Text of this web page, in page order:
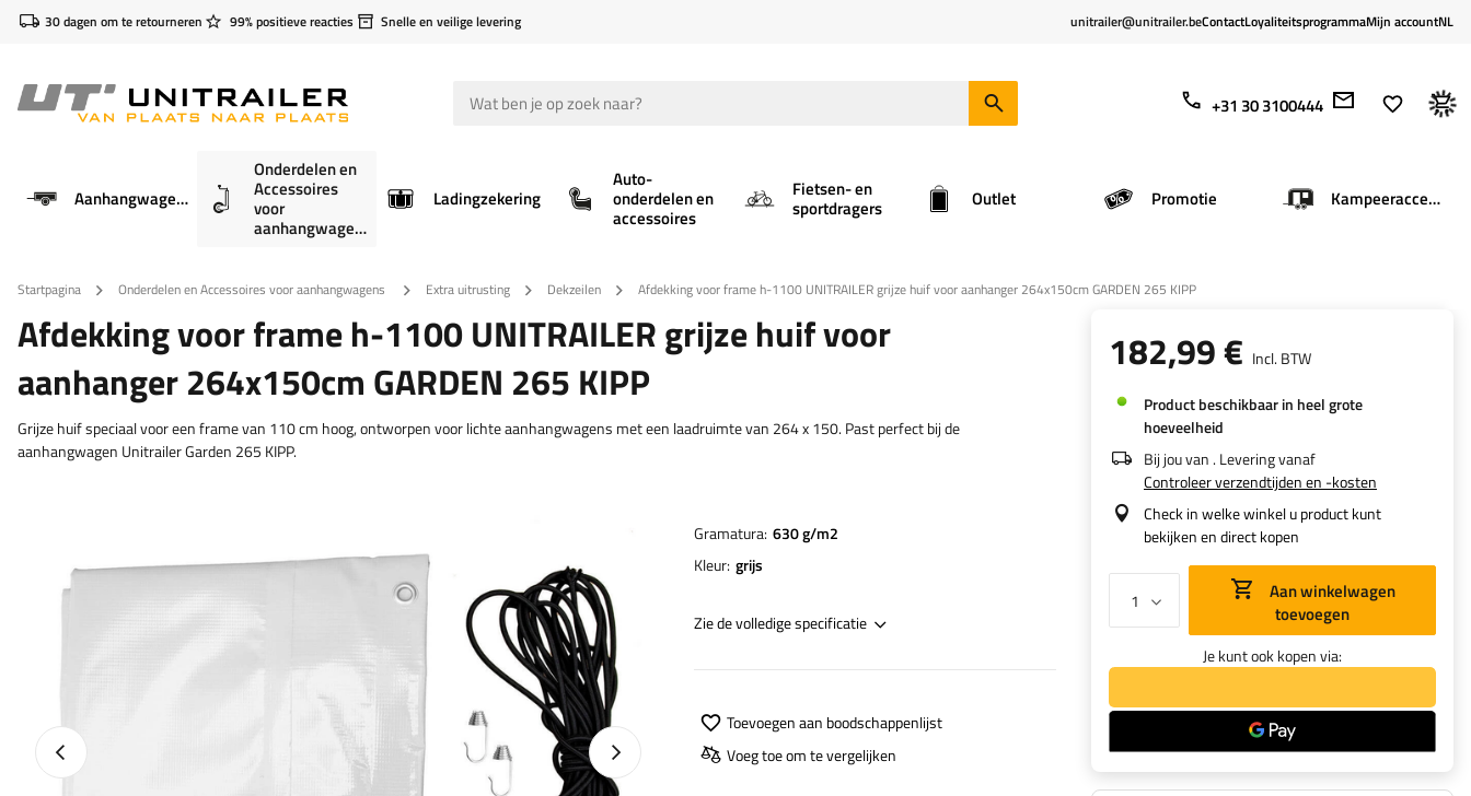
30 dagen om te retourneren 99% positieve reacties Snelle en veilige levering unitrailer@unitrailer.beContactLoyaliteitsprogrammaMijn accountNL
+31 30 3100444
Aanhangwagens
Onderdelen en
Accessoires
voor
aanhangwagens
Ladingzekering
Auto-
onderdelen en
accessoires
Fietsen- en
sportdragers Outlet Promotie Kampeeraccessoires
Startpagina Onderdelen en Accessoires voor aanhangwagens Extra uitrusting Dekzeilen Afdekking voor frame h-1100 UNITRAILER grijze huif voor aanhanger 264x150cm GARDEN 265 KIPP
Afdekking voor frame h-1100 UNITRAILER grijze huif voor
aanhanger 264x150cm GARDEN 265 KIPP
Grijze huif speciaal voor een frame van 110 cm hoog, ontworpen voor lichte aanhangwagens met een laadruimte van 264 x 150. Past perfect bij de
aanhangwagen Unitrailer Garden 265 KIPP.
Vorige foto Naprawa produktu
Gramatura 630 g/m2
Kleur grijs
Zie de volledige specificatie
Toevoegen aan boodschappenlijst
Voeg toe om te vergelijken
182,99 € Incl. BTW
Product beschikbaar in heel grote
hoeveelheid
Bij jou van . Levering vanaf
Controleer verzendtijden en -kosten
Check in welke winkel u product kunt
bekijken en direct kopen
toevoegen
Je kunt ook kopen via: